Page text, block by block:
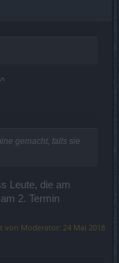
gemacht, falls sie
gemacht, falls sie
Leute, die am
2. Termin
von Moderator: 24 Mai 2018